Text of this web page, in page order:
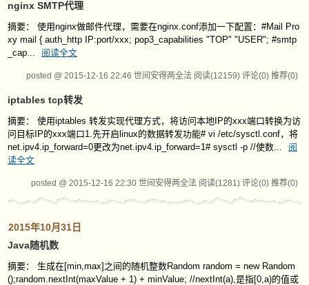
nginx SMTP代理
摘要： 使用nginx做邮件代理，需要在nginx.conf添加一下配置：#Mail Pro
xy mail { auth_http IP:port/xxx; pop3_capabilities "TOP" "USER"; #smtp
_cap...
阅读全文
posted @ 2015-12-16 22:46 世间安得两全法 阅读(12159) 评论(0) 推荐(0)
iptables tcp转发
摘要： 使用iptables 转发实现代理方式，将访问本地IP的xxx端口转换为访
问目标IP的xxx端口1.先开启linux的数据转发功能# vi /etc/sysctl.conf，将
net.ipv4.ip_forward=0更改为net.ipv4.ip_forward=1# sysctl -p //使数...
阅
读全文
posted @ 2015-12-16 22:30 世间安得两全法 阅读(1281) 评论(0) 推荐(0)
2015年10月31日
Java随机数
摘要： 生成在[min,max]之间的随机整数Random random = new Random
();random.nextInt(maxValue + 1) + minValue; //nextInt(a),是指[0,a)的值或